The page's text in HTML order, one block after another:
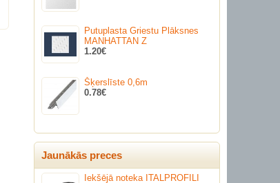
Putuplasta Griestu Plāksnes
MANHATTAN Z
1.20€
Šķerslīste 0,6m
0.78€
Jaunākās preces
Iekšējā noteka ITALPROFILI